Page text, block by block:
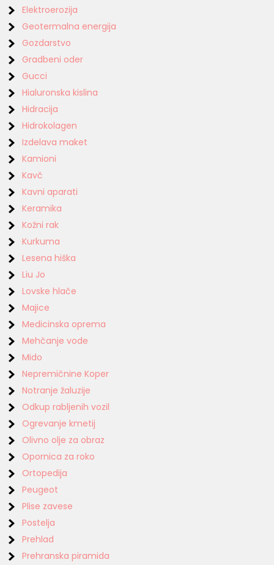
Elektroerozija
Geotermalna energija
Gozdarstvo
Gradbeni oder
Gucci
Hialuronska kislina
Hidracija
Hidrokolagen
Izdelava maket
Kamioni
Kavč
Kavni aparati
Keramika
Kožni rak
Kurkuma
Lesena hiška
Liu Jo
Lovske hlače
Majice
Medicinska oprema
Mehčanje vode
Mido
Nepremičnine Koper
Notranje žaluzije
Odkup rabljenih vozil
Ogrevanje kmetij
Olivno olje za obraz
Opornica za roko
Ortopedija
Peugeot
Plise zavese
Postelja
Prehlad
Prehranska piramida